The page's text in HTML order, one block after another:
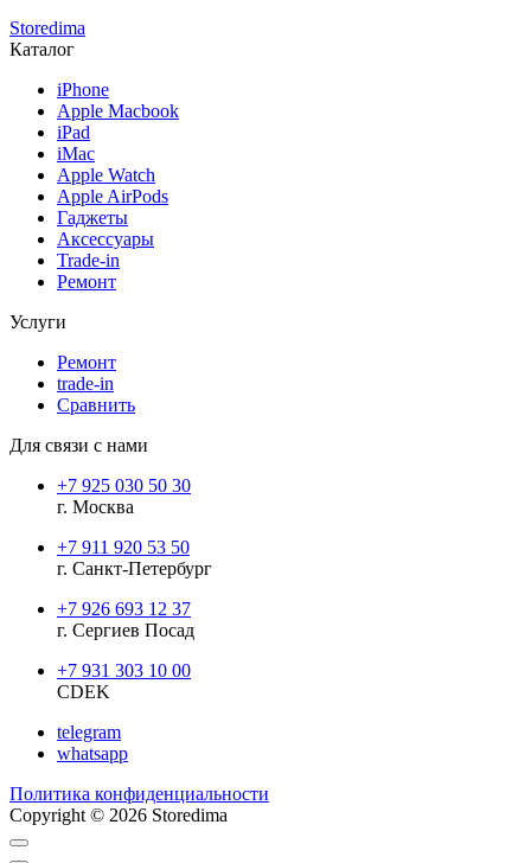
Storedima
Каталог
iPhone
Apple Macbook
iPad
iMac
Apple Watch
Apple AirPods
Гаджеты
Аксессуары
Trade-in
Ремонт
Услуги
Ремонт
trade-in
Сравнить
Для связи с нами
+7 925 030 50 30
г. Москва
+7 911 920 53 50
г. Санкт-Петербург
+7 926 693 12 37
г. Сергиев Посад
+7 931 303 10 00
CDEK
telegram
whatsapp
Политика конфиденциальности
Copyright © 2026 Storedima